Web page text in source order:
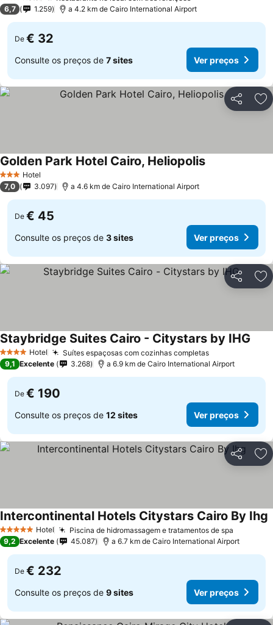
6,7 1.259 a 4.2 km de Cairo International Airport
De € 32
Consulte os preços de 7 sites Ver preços
Partilhar
3 EstrelasHotel
Golden Park Hotel Cairo, Heliopolis
7,0 3.097 a 4.6 km de Cairo International Airport
De € 45
Consulte os preços de 3 sites Ver preços
Partilhar
4 EstrelasHotel Suítes espaçosas com cozinhas completas
Staybridge Suites Cairo - Citystars by IHG
9,1 Excelente 3.268 a 6.9 km de Cairo International Airport
De € 190
Consulte os preços de 12 sites Ver preços
Partilhar
5 Estrelas Hotel Piscina de hidromassagem e tratamentos de spa
Intercontinental Hotels Citystars Cairo By Ihg
9,2 Excelente 45.087 a 6.7 km de Cairo International Airport
De € 232
Consulte os preços de 9 sites Ver preços